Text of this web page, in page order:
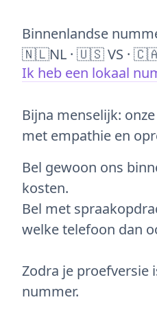
Binnenlandse
🇳🇱NL · 🇺🇸 VS ·
Ik heb een lokaal
Bijna menselijk:
met empathie en
Bel gewoon ons
kosten.
Bel met
welke telefoon dan
Zodra je proefversie
nummer.